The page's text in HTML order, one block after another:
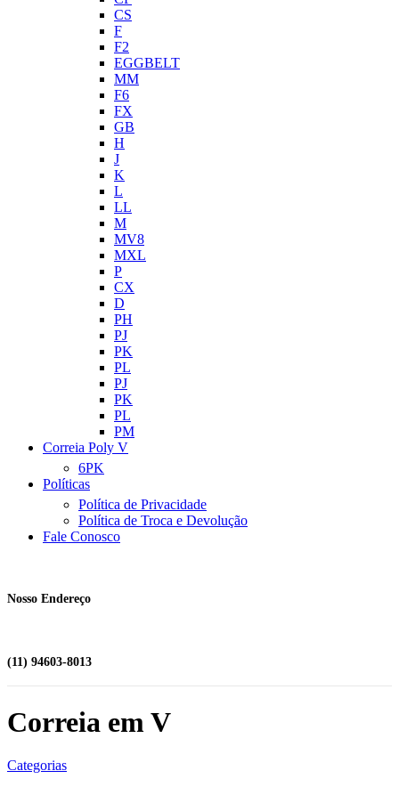
CS
F
F2
EGGBELT
MM
F6
FX
GB
H
J
K
L
LL
M
MV8
MXL
P
CX
D
PH
PJ
PK
PL
PJ
PK
PL
PM
Correia Poly V
6PK
Políticas
Política de Privacidade
Política de Troca e Devolução
Fale Conosco
Nosso Endereço
(11) 94603-8013
Correia em V
Categorias